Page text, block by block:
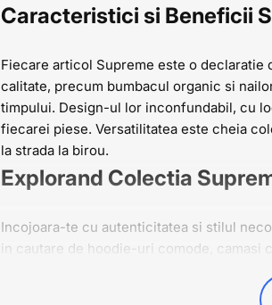
Caracteristici si Beneficii
Fiecare articol Supreme este o declaratie
calitate, precum bumbacul organic si
timpului. Design-ul lor inconfundabil, cu
fiecarei piese. Versatilitatea este cheia
la strada la birou.
Explorand Colectia
Incojoara-te cu autenticitatea si stilul
in cautare de hoodie-uri comode, camasi
doresti pentru a-ti exprima
Descopera Colectia